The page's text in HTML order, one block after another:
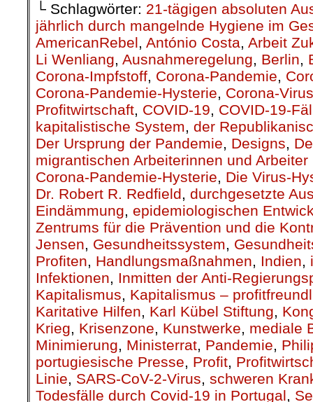
└ Schlagwörter: 21-tägigen absoluten
jährlich durch mangelnde Hygiene im
AmericanRebel, António Costa, Arbeit
Li Wenliang, Ausnahmeregelung, Berlin,
Corona-Impfstoff, Corona-Pandemie,
Corona-Pandemie-Hysterie, Corona-Virus
Profitwirtschaft, COVID-19, COVID-19-
kapitalistische System, der
Der Ursprung der Pandemie, Designs,
migrantischen Arbeiterinnen und
Corona-Pandemie-Hysterie, Die Virus-
Dr. Robert R. Redfield, durchgesetzte
Eindämmung, epidemiologischen
Zentrums für die Prävention und die
Jensen, Gesundheitssystem,
Profiten, Handlungsmaßnahmen, Indien,
Infektionen, Inmitten der Anti-
Kapitalismus, Kapitalismus –
Karitative Hilfen, Karl Kübel Stiftung,
Krieg, Krisenzone, Kunstwerke, mediale
Minimierung, Ministerrat, Pandemie,
portugiesische Presse, Profit,
Linie, SARS-CoV-2-Virus, schweren
Todesfälle durch Covid-19 in Portugal,